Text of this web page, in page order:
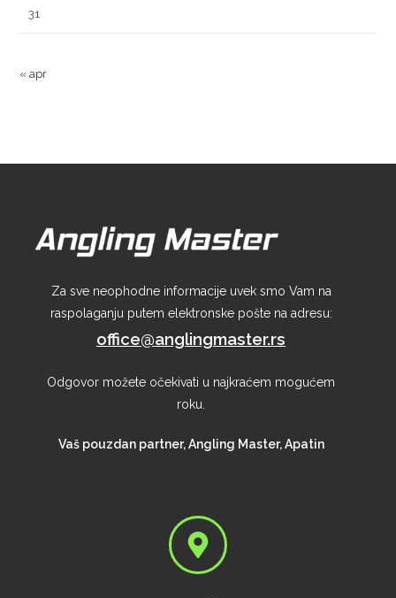
31
« apr
Za sve neophodne informacije uvek smo Vam na
raspolaganju putem elektronske pošte na adresu:
office@anglingmaster.rs
Odgovor možete očekivati u najkraćem mogućem
roku.
Vaš pouzdan partner, Angling Master, Apatin